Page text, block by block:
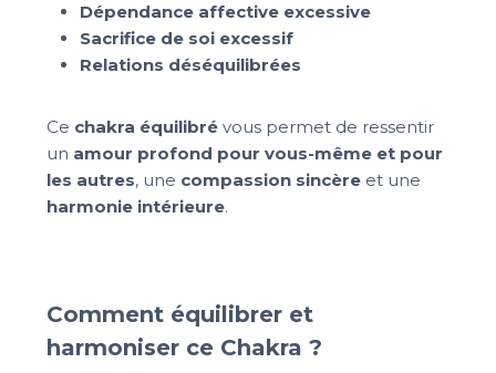
Dépendance affective excessive
Sacrifice de soi excessif
Relations déséquilibrées
Ce chakra équilibré vous permet de ressentir
un amour profond pour vous-même et pour
les autres, une compassion sincère et une
harmonie intérieure.
Comment équilibrer et
harmoniser ce Chakra ?